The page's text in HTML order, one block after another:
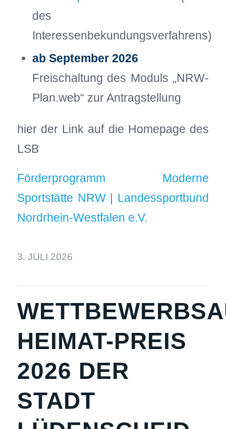
des
Interessenbekundungsverfahrens)
ab September 2026
Freischaltung des Moduls „NRW-
Plan.web“ zur Antragstellung
hier der Link auf die Homepage des
LSB
Förderprogramm Moderne
Sportstätte NRW | Landessportbund
Nordrhein-Westfalen e.V.
3. JULI 2026
HEIMAT-PREIS
2026 DER
STADT